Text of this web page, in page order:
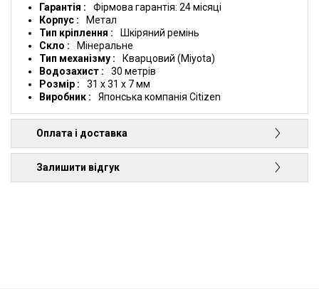
Гарантія
Фірмова гарантія: 24 місяці
Корпус
Метал
Тип кріплення
Шкіряний ремінь
Скло
Мінеральне
Тип механізму
Кварцовий (Miyota)
Водозахист
30 метрів
Розмір
31 x 31 x 7 мм
Виробник
Японська компанія Citizen
Оплата і доставка
Залишити відгук